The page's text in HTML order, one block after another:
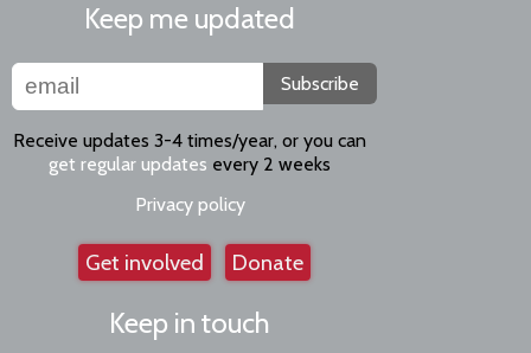
Keep me updated
Subscribe
Receive updates 3-4 times/year, or you can
get regular updates every 2 weeks
Privacy policy
Get involved Donate
Keep in touch